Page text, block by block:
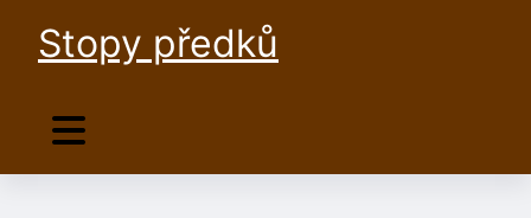
Stopy předků